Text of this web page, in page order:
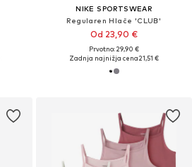
NIKE SPORTSWEAR
Regularen Hlače 'CLUB'
Od 23,90 €
Prvotno: 29,90 €
Zadnja najnižja cena21,51 €